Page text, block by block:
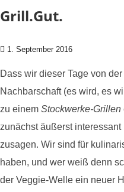
Grill.Gut.
1. September 2016
Dass wir dieser Tage von
Nachbarschaft (es wird, es
zu einem Stockwerke-Grillen
zunächst äußerst
zusagen. Wir sind für
haben, und wer weiß denn
der Veggie-Welle ein neuer